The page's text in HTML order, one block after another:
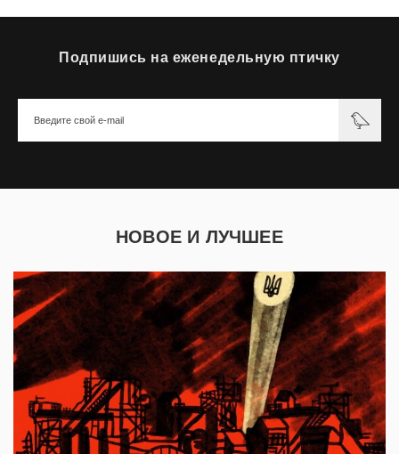
Подпишись на еженедельную птичку
НОВОЕ И ЛУЧШЕЕ